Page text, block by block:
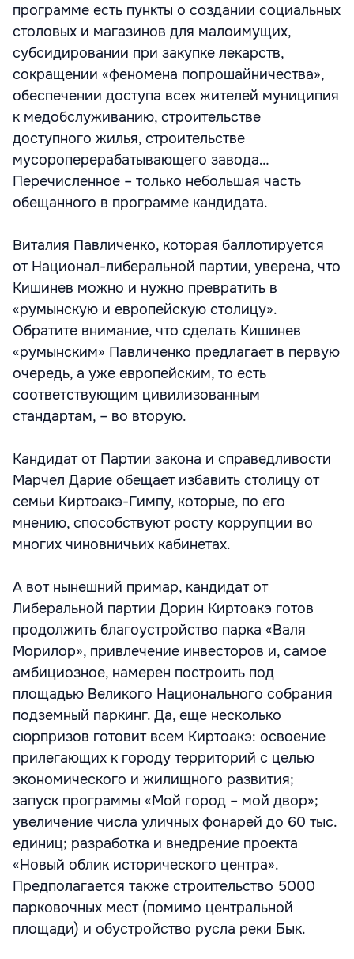
программе есть пункты о создании социальных
столовых и магазинов для малоимущих,
субсидировании при закупке лекарств,
сокращении «феномена попрошайничества»,
обеспечении доступа всех жителей муниципия
к медобслуживанию, строительстве
доступного жилья, строительстве
мусороперерабатывающего завода…
Перечисленное – только небольшая часть
обещанного в программе кандидата.
Виталия Павличенко, которая баллотируется
от Национал-либеральной партии, уверена, что
Кишинев можно и нужно превратить в
«румынскую и европейскую столицу».
Обратите внимание, что сделать Кишинев
«румынским» Павличенко предлагает в первую
очередь, а уже европейским, то есть
соответствующим цивилизованным
стандартам, – во вторую.
Кандидат от Партии закона и справедливости
Марчел Дарие обещает избавить столицу от
семьи Киртоакэ-Гимпу, которые, по его
мнению, способствуют росту коррупции во
многих чиновничьих кабинетах.
А вот нынешний примар, кандидат от
Либеральной партии Дорин Киртоакэ готов
продолжить благоустройство парка «Валя
Морилор», привлечение инвесторов и, самое
амбициозное, намерен построить под
площадью Великого Национального собрания
подземный паркинг. Да, еще несколько
сюрпризов готовит всем Киртоакэ: освоение
прилегающих к городу территорий с целью
экономического и жилищного развития;
запуск программы «Мой город – мой двор»;
увеличение числа уличных фонарей до 60 тыс.
единиц; разработка и внедрение проекта
«Новый облик исторического центра».
Предполагается также строительство 5000
парковочных мест (помимо центральной
площади) и обустройство русла реки Бык.